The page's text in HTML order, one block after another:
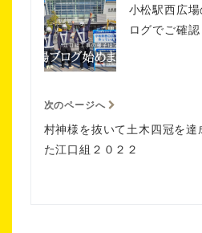
小松駅西広
ログでご確認
次のページへ
村神様を抜いて土木四冠を達
た江口組２０２２